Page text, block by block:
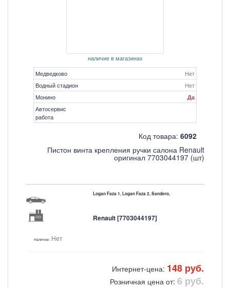
наличие в магазинах
Медведково
Нет
Водный стадион
Нет
Монино
Да
Автосервис
работа
Код товара: 6092
Пистон винта крепления ручки салона Renault
оригинал 7703044197 (шт)
Logan Faza 1, Logan Faza 2, Sandero,
Renault [7703044197]
Наличие: Нет
Интернет-цена: 148 руб.
Розничная цена от: 6 руб.